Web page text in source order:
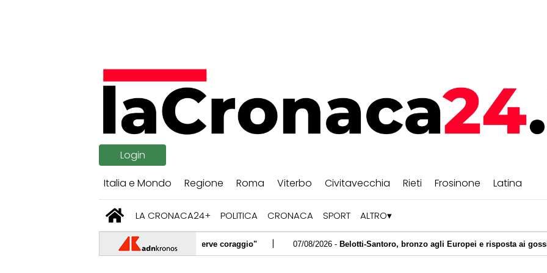
Login
Italia e Mondo
Regione Roma Viterbo Civitavecchia Rieti Frosinone Latina
LA CRONACA24+ POLITICA CRONACA SPORT ALTRO
look e diventa irriconoscibile: "Serve coraggio" | 07/08/2026 - Belotti-Santoro, bronzo agli Europei e risposta ai gossip: "Non